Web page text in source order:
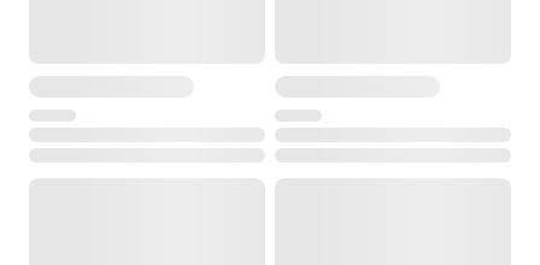
Температура хранения
от -20° до +60°С
Размеры
65 × 65 × 65 мм